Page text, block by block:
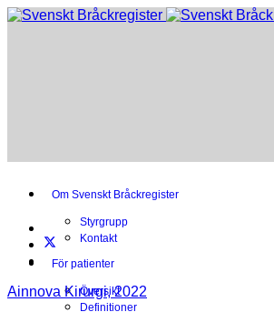
Om Svenskt Bråckregister
Styrgrupp
Kontakt
För patienter
Översikt
Definitioner
Ainnova Kirurgi, 2022